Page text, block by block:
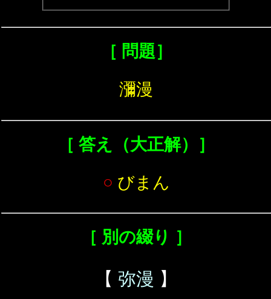
［ 問題］
瀰漫
［ 答え（大正解）］
○ びまん
［ 別の綴り ］
【 弥漫 】